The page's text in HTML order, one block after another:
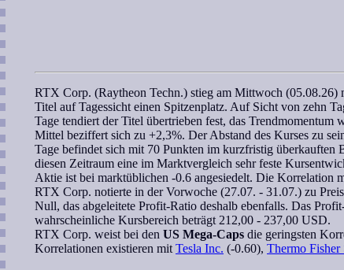
RTX Corp. (Raytheon Techn.) stieg am Mittwoch (05.08.26)
Titel auf Tagessicht einen Spitzenplatz. Auf Sicht von zehn
Tage tendiert der Titel übertrieben fest, das Trendmomentum
Mittel beziffert sich zu +2,3%. Der Abstand des Kurses zu
Tage befindet sich mit 70 Punkten im kurzfristig überkauften
diesen Zeitraum eine im Marktvergleich sehr feste
Aktie ist bei marktüblichen -0.6 angesiedelt. Die Korrelation
RTX Corp. notierte in der Vorwoche (27.07. - 31.07.) zu
Null, das abgeleitete Profit-Ratio deshalb ebenfalls. Das
wahrscheinliche Kursbereich beträgt 212,00 - 237,00 USD.
RTX Corp. weist bei den US Mega-Caps die geringsten
Korrelationen existieren mit Tesla Inc. (-0.60), Thermo